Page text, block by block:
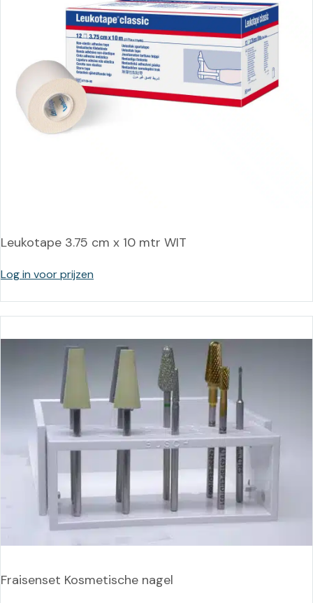
Leukotape 3.75 cm x 10 mtr WIT
Log in voor prijzen
Fraisenset Kosmetische nagel